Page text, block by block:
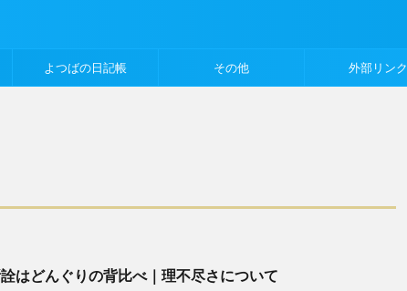
よつばの日記帳 その他 外部リンク
はどんぐりの背比べ｜理不尽さについて